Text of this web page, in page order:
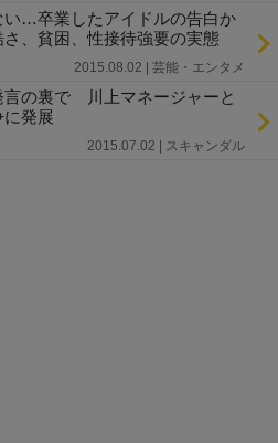
い…卒業したアイドルの告白か
、貧困、性接待強要の実態
2015.08.02 | 芸能・エンタメ
言の裏で 川上マネージャーと
に発展
2015.07.02 | スキャンダル